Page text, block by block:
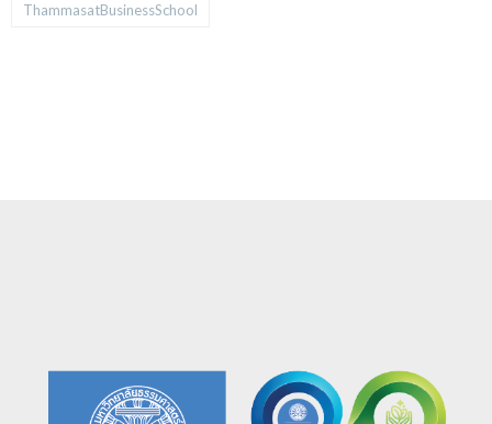
ThammasatBusinessSchool